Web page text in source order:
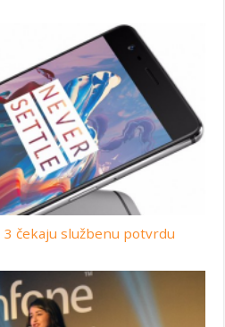
3 čekaju službenu potvrdu